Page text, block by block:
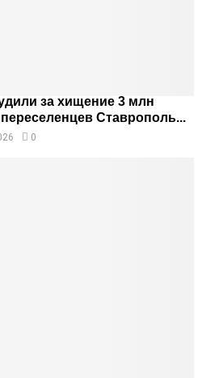
за хищение 3 млн
Ставрополь...
0